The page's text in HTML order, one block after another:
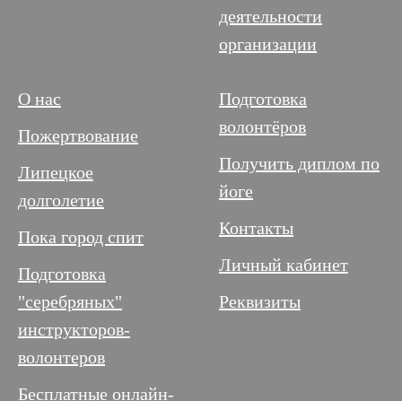
деятельности
организации
О нас
Пожертвование
Липецкое
долголетие
Пока город спит
Подготовка
"серебряных"
инструкторов-
волонтеров
Бесплатные онлайн-
Подготовка
волонтёров
Получить диплом по
йоге
Контакты
Личный кабинет
Реквизиты